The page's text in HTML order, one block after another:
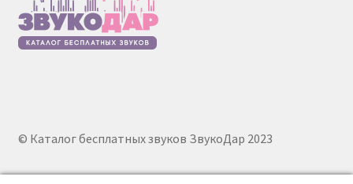
© Каталог бесплатных звуков ЗвукоДар 2023